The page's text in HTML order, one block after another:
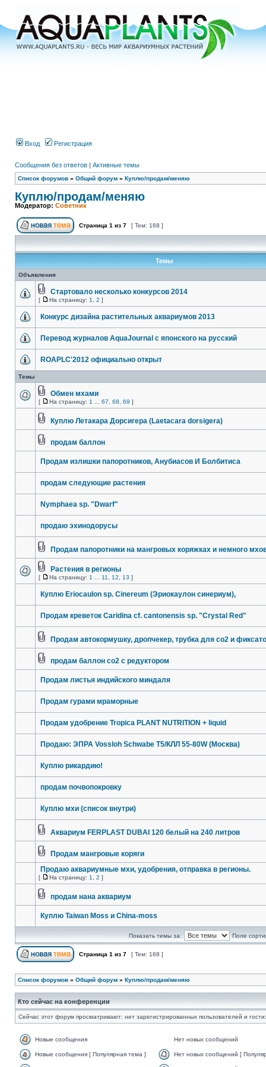
Вход Регистрация
Сообщения без ответов | Активные темы
Список форумов » Общий форум » Куплю/продам/меняю
Куплю/продам/меняю
Модератор: Советник
Страница 1 из 7 [ Тем: 168 ]
Темы
Объявления
Стартовало несколько конкурсов 2014
[ На страницу: 1 2 ]
Конкурс дизайна растительных аквариумов 2013
Перевод журналов AquaJournal с японского на русский
ROAPLC'2012 официально открыт
Темы
Обмен мхами
[ На страницу: 1 67 68 69 ]
Куплю Летакара Дорсигера (Laetacara dorsigera)
продам баллон
Продам излишки папоротников, Анубиасов И Болбитиса
продам следующие растения
Nymphaea sp. "Dwarf"
продаю эхинодорусы
Продам папоротники на мангровых коряжках и немного
Растения в регионы
[ На страницу: 1 11 12 13 ]
Куплю Eriocaulon sp. Cinereum (Эриокаулон синериум),
Продам креветок Caridina cf. cantonensis sp. "Crystal Red"
Продам автокормушку, дропчекер, трубка для co2 и
продам баллон со2 с редуктором
Продам листья индийского миндаля
Продам гурами мраморные
Продам удобрение Tropica PLANT NUTRITION + liquid
Продаю: ЭПРА Vossloh Schwabe T5/КЛЛ 55-80W (Москва)
Куплю рикардию!
продам почвопокровку
Куплю мхи (список внутри)
Аквариум FERPLAST DUBAI 120 белый на 240 литров
Продам мангровые коряги
Продаю аквариумные мхи, удобрения, отправка в регионы.
[ На страницу: 1 2 ]
продам нана аквариум
Куплю Taiwan Moss и China-moss
Показать темы за: Поле
Страница 1 из 7 [ Тем: 168 ]
Список форумов » Общий форум » Куплю/продам/меняю
Кто сейчас на конференции
Сейчас этот форум просматривают: нет зарегистрированных пользователей и
Новые сообщения Нет новых сообщений
Новые сообщения [ Популярная тема ] Нет новых сообщений [